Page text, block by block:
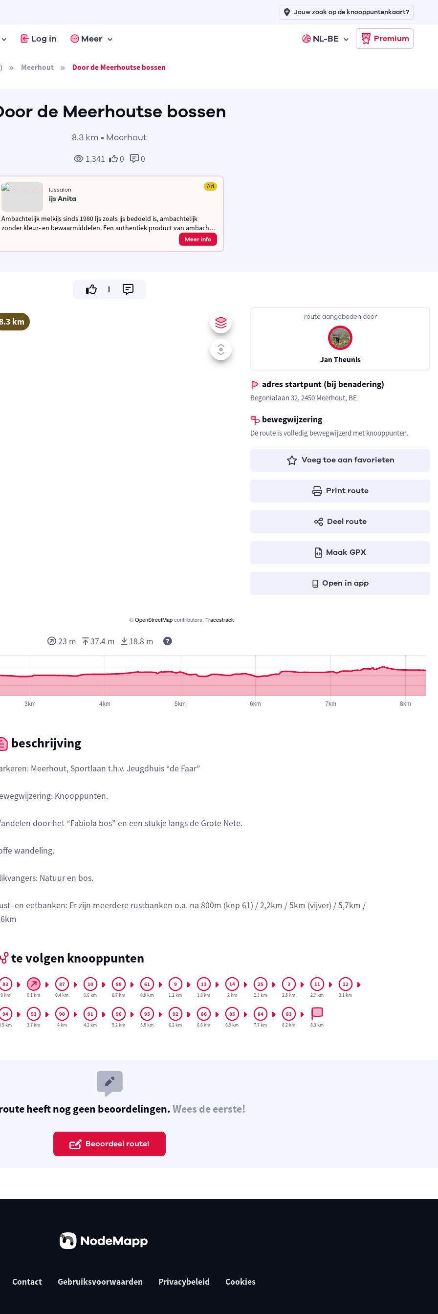
Log in Meer NL-BE Premium
Jouw zaak op de knooppuntenkaart?
Meerhout Door de Meerhoutse bossen
de Meerhoutse bossen
8.3 km • Meerhout
1.341 0 0
IJssalon Ad
ijs Anita
Ambachtelijk melkijs sinds 1980 Ijs zoals ijs bedoeld is, ambachtelijk
zonder kleur- en bewaarmiddelen. Een authentiek product van ambacht
Meer info
km
©OpenStreetMapcontributors, Tracestrack
route aangeboden door
Jan Theunis
adres startpunt (bij benadering)
Begonialaan 32, 2450 Meerhout, BE
bewegwijzering
De route is volledig bewegwijzerd met knooppunten.
Voeg toe aan favorieten
Print route
Deel route
Maak GPX
Open in app
23 m 37.4 m 18.8 m
beschrijving
Meerhout, Sportlaan t.h.v. Jeugdhuis “de Faar”
Knooppunten.
door het “Fabiola bos” en een stukje langs de Grote Nete.
wandeling.
Natuur en bos.
en eetbanken: Er zijn meerdere rustbanken o.a. na 800m (knp 61) / 2,2km / 5km (vijver) / 5,7km /
te volgen knooppunten
0 km 0.1 km 0.4 km 0.6 km 0.7 km 0.8 km 1.2 km 1.8 km 2 km 2.3 km 2.5 km 2.9 km 3.1 km
km 3.7 km 4 km 4.2 km 5.2 km 5.8 km 6.2 km 6.6 km 6.9 km 7.7 km 8.2 km 8.3 km
heeft nog geen beoordelingen.Wees de eerste!
Beoordeel route!
Contact Gebruiksvoorwaarden Privacybeleid Cookies